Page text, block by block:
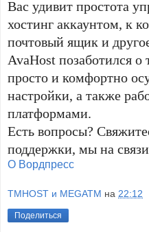
Вас удивит простота
хостинг аккаунтом, к
почтовый ящик и
AvaHost позаботился
просто и комфортно
настройки, а также
платформами.
Есть вопросы?
поддержки, мы на
О Вордпресс
TMHOST и MEGATM на 22:12
Поделиться